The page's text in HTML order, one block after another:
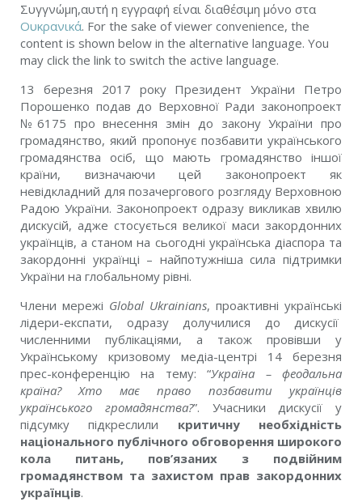
Συγγνώμη,αυτή η εγγραφή είναι διαθέσιμη μόνο στα
Ουκρανικά. For the sake of viewer convenience, the
content is shown below in the alternative language. You
may click the link to switch the active language.
13 березня 2017 року Президент України Петро
Порошенко подав до Верховної Ради законопроект
№6175 про ‎внесення змін до закону України про
громадянство, який пропонує позбавити українського
громадянства осіб, що мають громадянство іншої
країни, визначаючи цей законопроект як
невідкладний для позачергового розгляду Верховною
Радою України. Законопроект одразу викликав хвилю
дискусій, адже стосується великої маси закордонних
українців, а станом на сьогодні українська діаспора та
закордонні українці – найпотужніша сила підтримки
України на глобальному рівні.
Члени мережі Global Ukrainians, проактивні українські
лідери-експати, одразу долучилися до дискусії
численними публікаціями, а також провівши у
Українському кризовому медіа-центрі 14 березня
прес-конференцію на тему: “Україна – феодальна
країна? Хто має право позбавити українців
українського громадянства?”. Учасники дискусії у
підсумку підкреслили критичну необхідність
національного публічного обговорення широкого
кола питань, пов’язаних з подвійним
громадянством та захистом прав закордонних
українців.